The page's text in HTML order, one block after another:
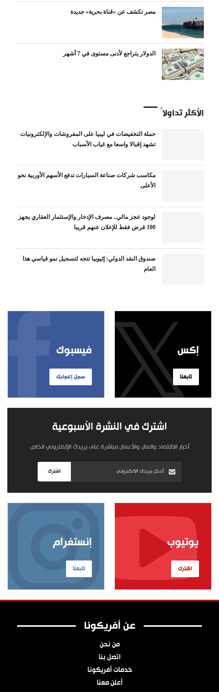
مصر تكشف عن «قناة بحرية» جديدة
الدولار يتراجع لأدنى مستوى في 7 أشهر
الأكثر تداولاً
حملة التخفيضات في ليبيا على المفروشات والإلكترونيات
تشهد إقبالا واسعا مع غياب الأسباب
مكاسب شركات صناعة السيارات تدفع الأسهم الأوربية نحو
الأعلى
لوجود عجز مالي.. مصرف الإدخار والإستثمار العقاري يجهز
100 قرض فقط للإعلان عنهم قريبا
صندوق النقد الدولي: إثيوبيا تتجه لتسجيل نمو قياسي هذا
العام
فيسبوك
سجل إعجابك
إكس
تابعنا
اشترك في النشرة الأسبوعية
أخبار الاقتصاد والمال والأعمال مباشرة على بريدك الإلكتروني الخاص
اشترك
إنستغرام
تابعنا
يوتيوب
اشترك
عن أفريكونا
من نحن
اتصل بنا
خدمات أفريكونا
أعلن معنا